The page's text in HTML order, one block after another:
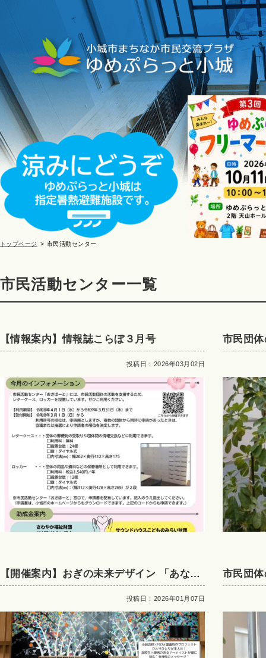
トップページ 市民活動センター
市民活動センター一覧
【情報案内】情報誌こらぼ３月号
投稿日：2026年03月02日
市民団
【開催案内】おぎの未来デザイン 「あなた
にもわたしにも、やさしいまちってどんな
まち？」
投稿日：2026年01月07日
市民団